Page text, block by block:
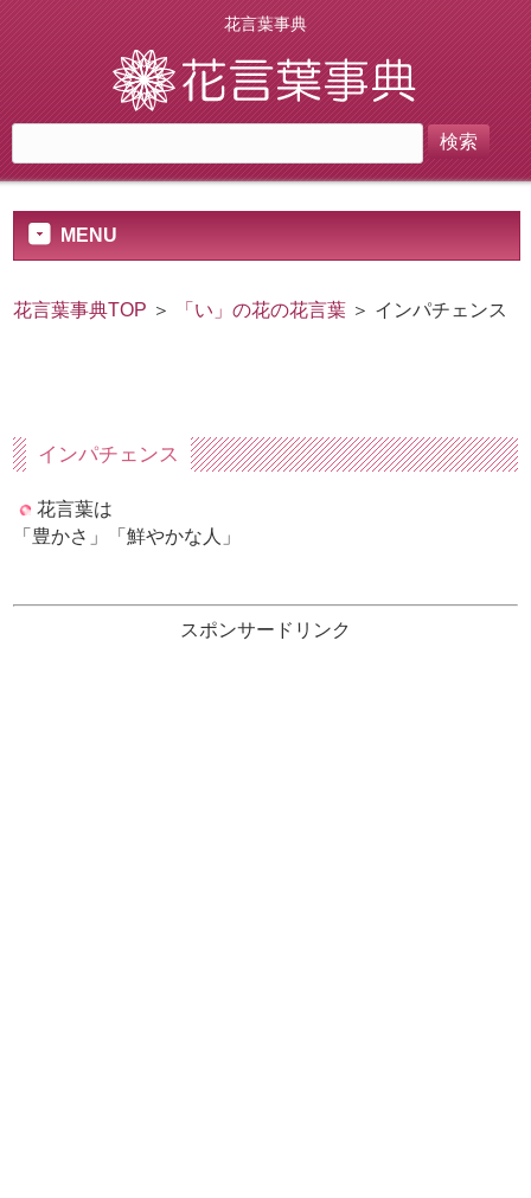
花言葉事典
MENU
花言葉事典TOP ＞ 「い」の花の花言葉 ＞ インパチェンス
インパチェンス
花言葉は
「豊かさ」「鮮やかな人」
スポンサードリンク